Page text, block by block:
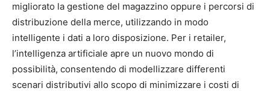
migliorato la gestione del magazzino oppure i percorsi di
distribuzione della merce, utilizzando in modo
intelligente i dati a loro disposizione. Per i retailer,
l’intelligenza artificiale apre un nuovo mondo di
possibilità, consentendo di modellizzare differenti
scenari distributivi allo scopo di minimizzare i costi di